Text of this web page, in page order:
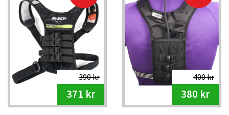
390 kr
371 kr
400 kr
380 kr